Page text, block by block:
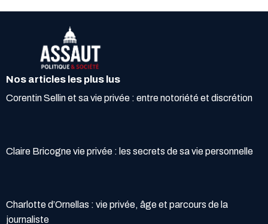
Nos articles les plus lus
Corentin Sellin et sa vie privée : entre notoriété et discrétion
Claire Bricogne vie privée : les secrets de sa vie personnelle
Charlotte d’Ornellas : vie privée, âge et parcours de la
journaliste